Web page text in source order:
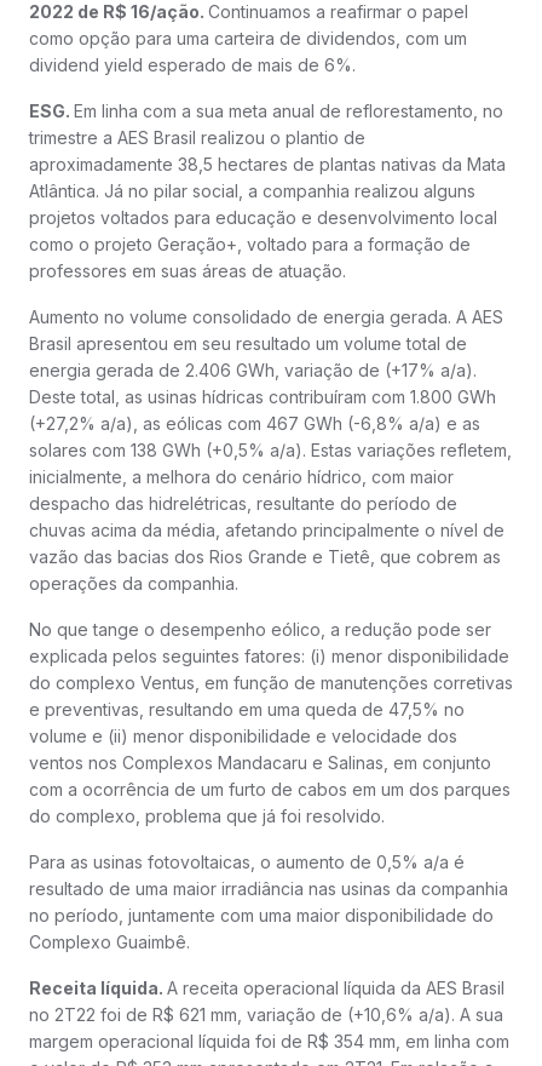
2022 de R$ 16/ação. Continuamos a reafirmar o papel
como opção para uma carteira de dividendos, com um
dividend yield esperado de mais de 6%.
ESG. Em linha com a sua meta anual de reflorestamento, no
trimestre a AES Brasil realizou o plantio de
aproximadamente 38,5 hectares de plantas nativas da Mata
Atlântica. Já no pilar social, a companhia realizou alguns
projetos voltados para educação e desenvolvimento local
como o projeto Geração+, voltado para a formação de
professores em suas áreas de atuação.
Aumento no volume consolidado de energia gerada. A AES
Brasil apresentou em seu resultado um volume total de
energia gerada de 2.406 GWh, variação de (+17% a/a).
Deste total, as usinas hídricas contribuíram com 1.800 GWh
(+27,2% a/a), as eólicas com 467 GWh (-6,8% a/a) e as
solares com 138 GWh (+0,5% a/a). Estas variações refletem,
inicialmente, a melhora do cenário hídrico, com maior
despacho das hidrelétricas, resultante do período de
chuvas acima da média, afetando principalmente o nível de
vazão das bacias dos Rios Grande e Tietê, que cobrem as
operações da companhia.
No que tange o desempenho eólico, a redução pode ser
explicada pelos seguintes fatores: (i) menor disponibilidade
do complexo Ventus, em função de manutenções corretivas
e preventivas, resultando em uma queda de 47,5% no
volume e (ii) menor disponibilidade e velocidade dos
ventos nos Complexos Mandacaru e Salinas, em conjunto
com a ocorrência de um furto de cabos em um dos parques
do complexo, problema que já foi resolvido.
Para as usinas fotovoltaicas, o aumento de 0,5% a/a é
resultado de uma maior irradiância nas usinas da companhia
no período, juntamente com uma maior disponibilidade do
Complexo Guaimbê.
Receita líquida. A receita operacional líquida da AES Brasil
no 2T22 foi de R$ 621 mm, variação de (+10,6% a/a). A sua
margem operacional líquida foi de R$ 354 mm, em linha com